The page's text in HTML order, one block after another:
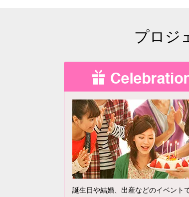
プロジ
誕生日や結婚、出産などのイベント